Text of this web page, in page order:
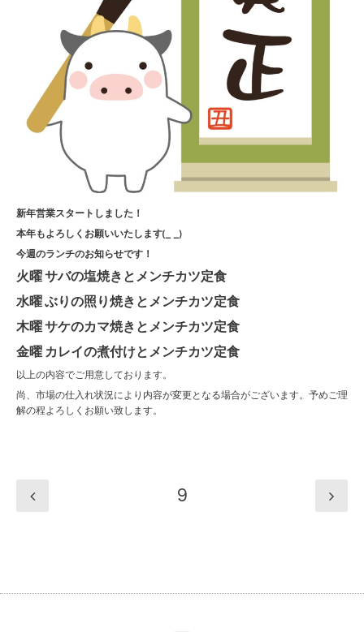
新年営業スタートしました！
本年もよろしくお願いいたします(_ _)
今週のランチのお知らせです！
火曜 サバの塩焼きとメンチカツ定食
水曜 ぶりの照り焼きとメンチカツ定食
木曜 サケのカマ焼きとメンチカツ定食
金曜 カレイの煮付けとメンチカツ定食
以上の内容でご用意しております。
尚、市場の仕入れ状況により内容が変更となる場合がございます。予めご理
解の程よろしくお願い致します。
9